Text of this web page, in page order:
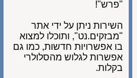
"פרש"!
השירות ניתן על ידי אתר
"מבזקים.נט", ותוכלו למצוא
בו אפשרויות חדשות, כמו גם
אפשרות לגלוש מהסלולרי
בקלות.